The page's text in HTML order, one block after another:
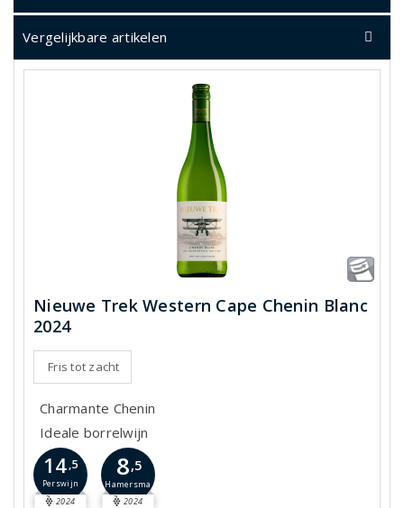
Vergelijkbare artikelen
Nieuwe Trek Western Cape Chenin Blanc
2024
Fris tot zacht
Charmante Chenin
Ideale borrelwijn
14,5
Perswijn
2024
8,5
Hamersma
2024